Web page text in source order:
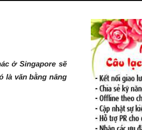
ở Singapore sẽ
là văn bằng nâng